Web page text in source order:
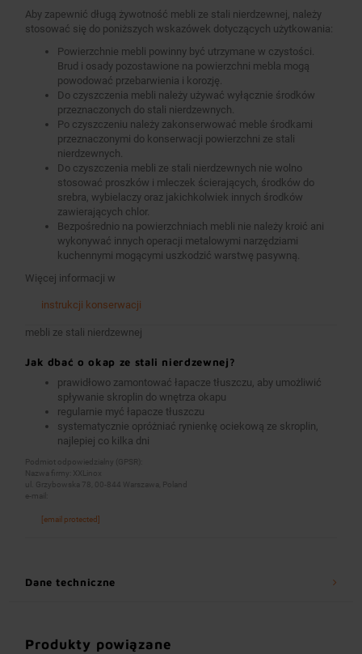
Aby zapewnić długą żywotność mebli ze stali nierdzewnej, należy
stosować się do poniższych wskazówek dotyczących użytkowania:
Powierzchnie mebli powinny być utrzymane w czystości.
Brud i osady pozostawione na powierzchni mebla mogą
powodować przebarwienia i korozję.
Do czyszczenia mebli należy używać wyłącznie środków
przeznaczonych do stali nierdzewnych.
Po czyszczeniu należy zakonserwować meble środkami
przeznaczonymi do konserwacji powierzchni ze stali
nierdzewnych.
Do czyszczenia mebli ze stali nierdzewnych nie wolno
stosować proszków i mleczek ścierających, środków do
srebra, wybielaczy oraz jakichkolwiek innych środków
zawierających chlor.
Bezpośrednio na powierzchniach mebli nie należy kroić ani
wykonywać innych operacji metalowymi narzędziami
kuchennymi mogącymi uszkodzić warstwę pasywną.
Więcej informacji w
instrukcji konserwacji
mebli ze stali nierdzewnej
Jak dbać o okap ze stali nierdzewnej?
prawidłowo zamontować łapacze tłuszczu, aby umożliwić
spływanie skroplin do wnętrza okapu
regularnie myć łapacze tłuszczu
systematycznie opróżniać rynienkę ociekową ze skroplin,
najlepiej co kilka dni
Podmiot odpowiedzialny (GPSR):
Nazwa firmy: XXLinox
ul. Grzybowska 78, 00-844 Warszawa, Poland
e-mail:
[email protected]
Dane techniczne
Produkty powiązane